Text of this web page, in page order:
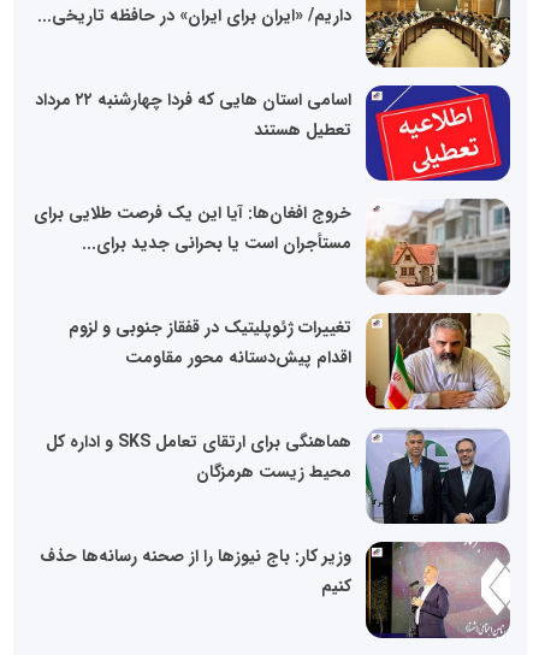
داریم/ «ایران برای ایران» در حافظه تاریخی...
اسامی استان هایی که فردا چهارشنبه ۲۲ مرداد
تعطیل هستند
خروج افغان‌ها: آیا این یک فرصت طلایی برای
مستأجران است یا بحرانی جدید برای...
تغییرات ژئوپلیتیک در قفقاز جنوبی و لزوم
اقدام پیش‌دستانه محور مقاومت
هماهنگی برای ارتقای تعامل SKS و اداره کل
محیط زیست هرمزگان
وزیر کار: باج نیوزها را از صحنه رسانه‌ها حذف
کنیم